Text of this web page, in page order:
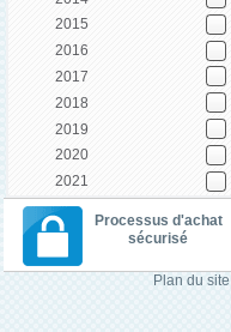
2015
2016
2017
2018
2019
2020
2021
Processus d'achat
sécurisé
Plan du site